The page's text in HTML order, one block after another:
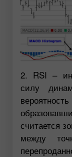
2. RSI –
силу
считается
между